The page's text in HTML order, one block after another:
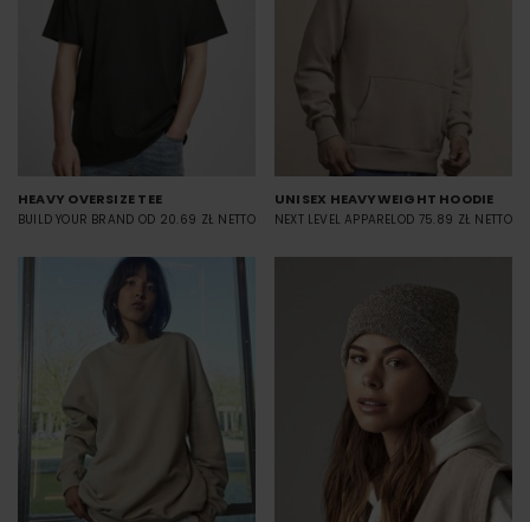
HEAVY OVERSIZE TEE
BUILD YOUR BRAND OD 20.69 ZŁ NETTO
UNISEX HEAVYWEIGHT HOODIE
NEXT LEVEL APPARELOD 75.89 ZŁ NETTO